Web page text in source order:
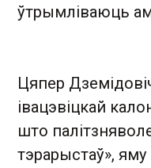
ўтрымліваюць
Цяпер
івацэвіцкай
што
тэрарыстаў»,